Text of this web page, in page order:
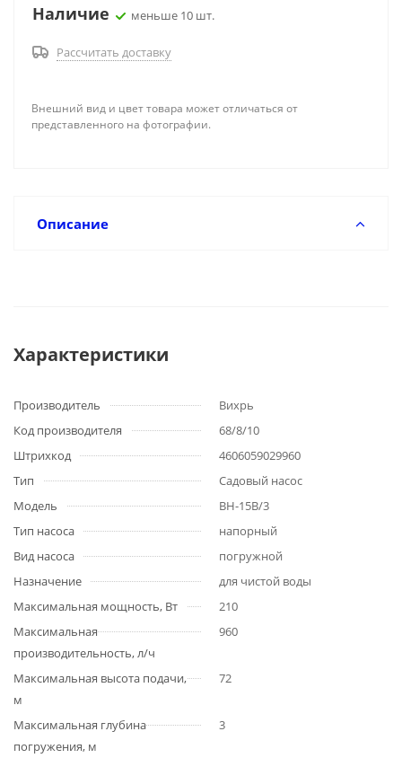
Наличие меньше 10 шт.
Рассчитать доставку
Внешний вид и цвет товара может отличаться от
представленного на фотографии.
Описание
Характеристики
Производитель
Вихрь
Код производителя
68/8/10
Штрихкод
4606059029960
Тип
Садовый насос
Модель
ВН-15В/3
Тип насоса
напорный
Вид насоса
погружной
Назначение
для чистой воды
Максимальная мощность, Вт
210
Максимальная
производительность, л/ч
960
Максимальная высота подачи,
м
72
Максимальная глубина
погружения, м
3